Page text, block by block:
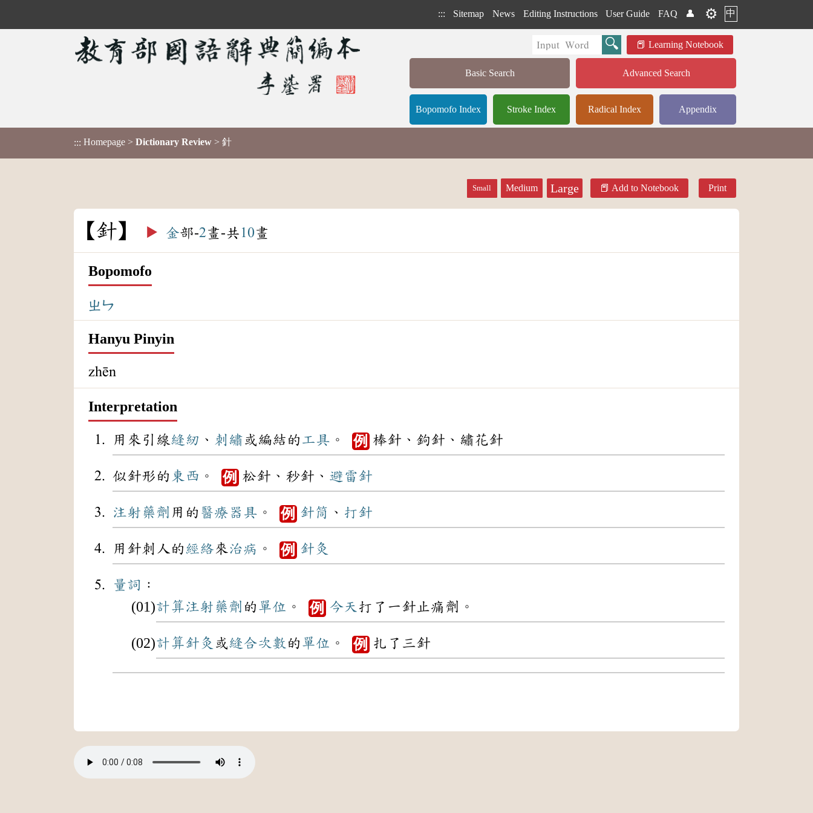
::: Sitemap News Editing Instructions User Guide FAQ 👤 ⚙️ 中
Learning Notebook
Basic Search Advanced Search
Bopomofo Index Stroke Index Radical Index Appendix
::: Homepage > Dictionary Review > 針
Small Medium Large Add to Notebook Print
針 ▶️ 金部-2畫-共 10畫
Bopomofo
ㄓㄣ
Hanyu Pinyin
zhēn
Interpretation
用來引線縫紉 、 刺繡或編結的 工具 。 例 棒針、鉤針、繡花針
似針形的 東西 。 例 松針、秒針、 避雷針
注射 藥劑 用的 醫療 器具 。 例 針筒 、 打針
用針刺人的經絡來治病 。 例 針灸
量詞 ：
計算注射 藥劑 的 單位 。 例 今天 打了一針止痛劑。​​​​​​​
計算針灸 或縫合次數 的 單位 。 例 扎了三針